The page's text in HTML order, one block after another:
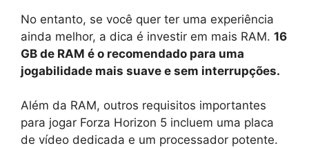
No entanto, se você quer ter uma experiência
ainda melhor, a dica é investir em mais RAM. 16
GB de RAM é o recomendado para uma
jogabilidade mais suave e sem interrupções.
Além da RAM, outros requisitos importantes
para jogar Forza Horizon 5 incluem uma placa
de vídeo dedicada e um processador potente.